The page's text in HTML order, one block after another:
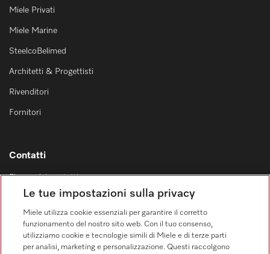
Miele Privati
Miele Marine
SteelcoBelimed
Architetti & Progettisti
Rivenditori
Fornitori
Contatti
Elenco dei contatti
Vendita
0471 666 319
0471 666 319
Le tue impostazioni sulla privacy
Miele utilizza cookie essenziali per garantire il corretto
funzionamento del nostro sito web. Con il tuo consenso,
utilizziamo cookie e tecnologie simili di Miele e di terze parti
per analisi, marketing e personalizzazione. Questi raccolgono